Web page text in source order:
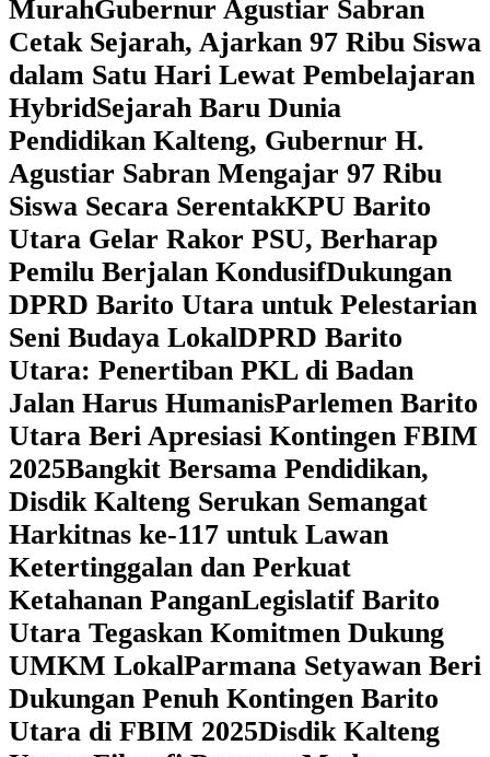
MurahGubernur Agustiar Sabran
Cetak Sejarah, Ajarkan 97 Ribu Siswa
dalam Satu Hari Lewat Pembelajaran
HybridSejarah Baru Dunia
Pendidikan Kalteng, Gubernur H.
Agustiar Sabran Mengajar 97 Ribu
Siswa Secara SerentakKPU Barito
Utara Gelar Rakor PSU, Berharap
Pemilu Berjalan KondusifDukungan
DPRD Barito Utara untuk Pelestarian
Seni Budaya LokalDPRD Barito
Utara: Penertiban PKL di Badan
Jalan Harus HumanisParlemen Barito
Utara Beri Apresiasi Kontingen FBIM
2025‎Bangkit Bersama Pendidikan,
Disdik Kalteng Serukan Semangat
Harkitnas ke-117 untuk Lawan
Ketertinggalan dan Perkuat
Ketahanan PanganLegislatif Barito
Utara Tegaskan Komitmen Dukung
UMKM LokalParmana Setyawan Beri
Dukungan Penuh Kontingen Barito
Utara di FBIM 2025Disdik Kalteng